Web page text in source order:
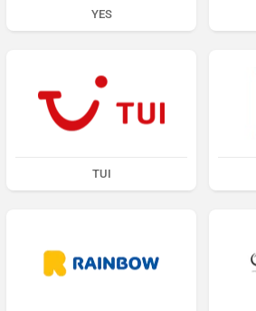
YES
TUI